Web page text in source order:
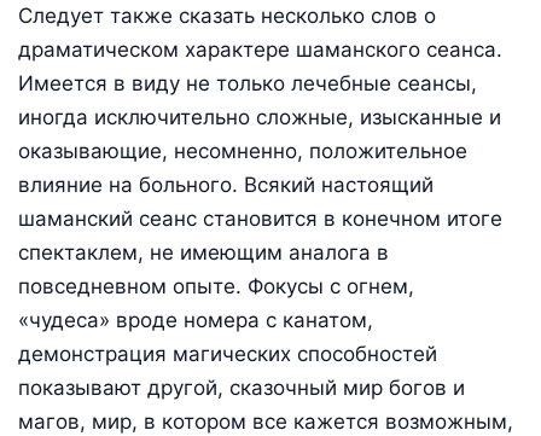
Следует также сказать несколько слов о
драматическом характере шаманского сеанса.
Имеется в виду не только лечебные сеансы,
иногда исключительно сложные, изысканные и
оказывающие, несомненно, положительное
влияние на больного. Всякий настоящий
шаманский сеанс становится в конечном итоге
спектаклем, не имеющим аналога в
повседневном опыте. Фокусы с огнем,
«чудеса» вроде номера с канатом,
демонстрация магических способностей
показывают другой, сказочный мир богов и
магов, мир, в котором все кажется возможным,